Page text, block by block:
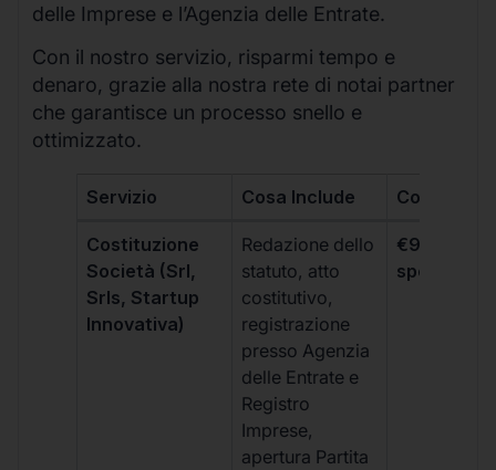
delle Imprese e l’Agenzia delle Entrate.
Con il nostro servizio, risparmi tempo e
denaro, grazie alla nostra rete di notai partner
che garantisce un processo snello e
ottimizzato.
Servizio Cosa Include Costo
Costituzione
Società (Srl,
Srls, Startup
Innovativa)
Redazione dello
statuto, atto
costitutivo,
registrazione
presso Agenzia
delle Entrate e
Registro
Imprese,
apertura Partita
€99 + IVA
spese